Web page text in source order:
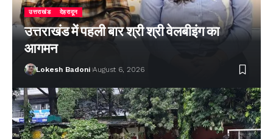
उत्तराखंड देहरादून
उत्तराखंड में पहली बार श्री श्री वेलबीइंग का
आगमन
Lokesh Badoni August 6, 2026